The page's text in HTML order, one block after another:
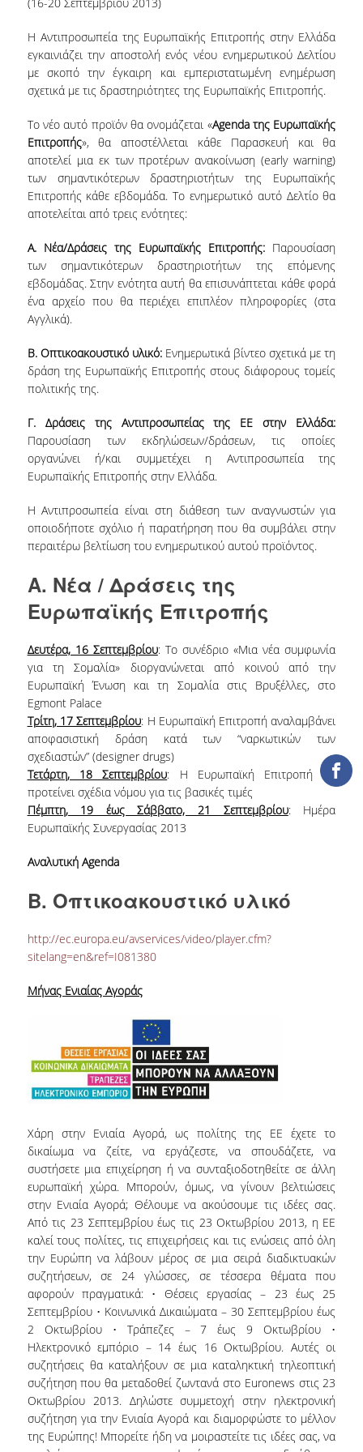
ΣΥΛΛΟΓΕΣ
ΕΝΤΥΠΕΣ ΣΥΛΛΟΓΕΣ
ΨΗΦΙΑΚΕΣ ΠΗΓΕΣ
ΚΕΝΤΡΑ ΤΕΚΜΗΡΙΩΣΗΣ
Κ.Ε.Τ
Π.Ο.Τ
ΥΠΗΡΕΣΙΕΣ
ΔΑΝΕΙΣΜΟΣ
ΠΑΡΑΓΓΕΛΙΕΣ ΒΙΒΛΙΩΝ
ΤΕΧΝΙΚΗ ΥΠΟΔΟΜΗ
ΕΚΠΑΙΔΕΥΤΙΚΕΣ
ΠΡΟΣΒΑΣΙΜΟΤΗΤΑ
ΕΡΓΑΛΕΙΑ
ΟΔΗΓΟΙ ΒΙΒΛΙΟΘΗΚΗΣ
ΒΙΒΛΙΟΜΕΤΡΙΑ
SCOPUS
INCITES JOURNAL
ΠΥΛΗ HEAL LINK
ΜΟ.ΔΙ.Π.Α.Β.
ΕΠΙΣΤΗΜΟΝΙΚΗ
ΕΠΙΚΟΙΝΩΝΗΣΗ
H Αντιπροσωπεία της Ευρωπαϊκής Επιτροπής στην Ελλάδα
εγκαινιάζει την αποστολή ενός νέου ενημερωτικού Δελτίου
με σκοπό την έγκαιρη και εμπεριστατωμένη ενημέρωση
σχετικά με τις δραστηριότητες της Ευρωπαϊκής Επιτροπής.
Το νέο αυτό προϊόν θα ονομάζεται «Agenda της Ευρωπαϊκής
Επιτροπής», θα αποστέλλεται κάθε Παρασκευή και θα
αποτελεί μια εκ των προτέρων ανακοίνωση (early warning)
των σημαντικότερων δραστηριοτήτων της Ευρωπαϊκής
Επιτροπής κάθε εβδομάδα. Το ενημερωτικό αυτό Δελτίο θα
αποτελείται από τρεις ενότητες:
Α. Νέα/Δράσεις της Ευρωπαϊκής Επιτροπής: Παρουσίαση
των σημαντικότερων δραστηριοτήτων της επόμενης
εβδομάδας. Στην ενότητα αυτή θα επισυνάπτεται κάθε φορά
ένα αρχείο που θα περιέχει επιπλέον πληροφορίες (στα
Αγγλικά).
Β. Οπτικοακουστικό υλικό:Ενημερωτικά βίντεο σχετικά με τη
δράση της Ευρωπαϊκής Επιτροπής στους διάφορους τομείς
πολιτικής της.
Γ. Δράσεις της Αντιπροσωπείας της ΕΕ στην Ελλάδα:
Παρουσίαση των εκδηλώσεων/δράσεων, τις οποίες
οργανώνει ή/και συμμετέχει η Αντιπροσωπεία της
Ευρωπαϊκής Επιτροπής στην Ελλάδα.
Η Αντιπροσωπεία είναι στη διάθεση των αναγνωστών για
οποιοδήποτε σχόλιο ή παρατήρηση που θα συμβάλει στην
περαιτέρω βελτίωση του ενημερωτικού αυτού προϊόντος.
A. Νέα / Δράσεις της
Ευρωπαϊκής Επιτροπής
Δευτέρα, 16 Σεπτεμβρίου: Το συνέδριο «Μια νέα συμφωνία
για τη Σομαλία» διοργανώνεται από κοινού από την
Ευρωπαϊκή Ένωση και τη Σομαλία στις Βρυξέλλες, στο
Egmont Palace
Τρίτη, 17 Σεπτεμβρίου: Η Ευρωπαϊκή Επιτροπή αναλαμβάνει
αποφασιστική δράση κατά των “ναρκωτικών των
σχεδιαστών” (designer drugs)
Τετάρτη, 18 Σεπτεμβρίου: Η Ευρωπαϊκή Επιτροπή θα
προτείνει σχέδια νόμου για τις βασικές τιμές
Πέμπτη, 19 έως Σάββατο, 21 Σεπτεμβρίου: Ημέρα
Ευρωπαϊκής Συνεργασίας 2013
Αναλυτική Agenda
Β. Οπτικοακουστικό υλικό
http://ec.europa.eu/avservices/video/player.cfm?
sitelang=en&ref=I081380
Μήνας Ενιαίας Αγοράς
Χάρη στην Ενιαία Αγορά, ως πολίτης της ΕΕ έχετε το
δικαίωμα να ζείτε, να εργάζεστε, να σπουδάζετε, να
συστήσετε μια επιχείρηση ή να συνταξιοδοτηθείτε σε άλλη
ευρωπαϊκή χώρα. Μπορούν, όμως, να γίνουν βελτιώσεις
στην Ενιαία Αγορά; Θέλουμε να ακούσουμε τις ιδέες σας.
Από τις 23 Σεπτεμβρίου έως τις 23 Οκτωβρίου 2013, η ΕΕ
καλεί τους πολίτες, τις επιχειρήσεις και τις ενώσεις από όλη
την Ευρώπη να λάβουν μέρος σε μια σειρά διαδικτυακών
συζητήσεων, σε 24 γλώσσες, σε τέσσερα θέματα που
αφορούν πραγματικά: • Θέσεις εργασίας – 23 έως 25
Σεπτεμβρίου • Κοινωνικά Δικαιώματα – 30 Σεπτεμβρίου έως
2 Οκτωβρίου • Τράπεζες – 7 έως 9 Οκτωβρίου •
Ηλεκτρονικό εμπόριο – 14 έως 16 Οκτωβρίου. Αυτές οι
συζητήσεις θα καταλήξουν σε μια καταληκτική τηλεοπτική
συζήτηση που θα μεταδοθεί ζωντανά στο Euronews στις 23
Οκτωβρίου 2013. Δηλώστε συμμετοχή στην ηλεκτρονική
συζήτηση για την Ενιαία Αγορά και διαμορφώστε το μέλλον
της Ευρώπης! Μπορείτε ήδη να μοιραστείτε τις ιδέες σας, να